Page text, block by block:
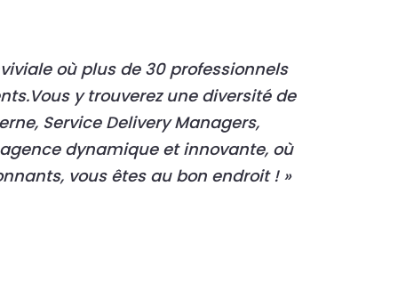
où plus de 30 professionnels
y trouverez une diversité de
Service Delivery Managers,
dynamique et innovante, où
vous êtes au bon endroit ! »